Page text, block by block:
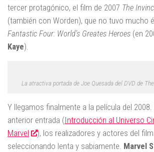
tercer protagónico, el film de 2007 The
(también con Worden), que no tuvo mucho
Fantastic Four: World’s Greates Heroes (en
Kaye).
La atractiva portada de Joe Quesada del DVD de
Y llegamos finalmente a la película del
anterior entrada (Introducción al Universo
Marvel
), los realizadores y actores del
seleccionando lenta y sabiamente. Marvel